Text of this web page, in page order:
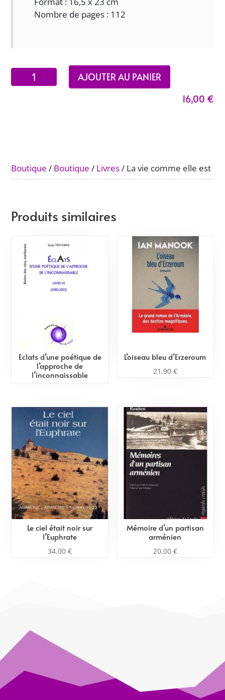
Nombre de pages : 112
quantité
de
AJOUTER AU PANIER
16,00 €
Boutique / Boutique / Livres/ La vie comme elle est
Produits similaires
Eclats d’une poétique de
l’approche de
l’inconnaissable
L’oiseau bleu d’Erzeroum
21,90 €
Le ciel était noir sur
l’Euphrate
34,00€
Mémoire d’un partisan
arménien
20,00 €